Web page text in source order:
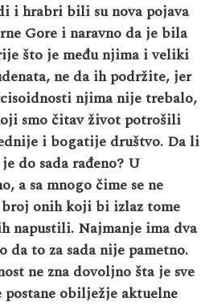
i hrabri bili su nova pojava
Gore i naravno da je bila
što je među njima i veliki
ne da ih podržite, jer
njima nije trebalo,
smo čitav život potrošili
i bogatije društvo. Da li
do sada rađeno? U
a sa mnogo čime se ne
broj onih koji bi izlaz tome
napustili. Najmanje ima dva
da to za sada nije pametno.
ne zna dovoljno šta je sve
obilježje aktuelne